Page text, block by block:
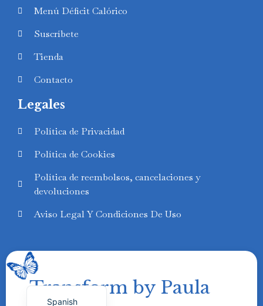
Menú Déficit Calórico
Suscríbete
Tienda
Contacto
Legales
Política de Privacidad
Política de Cookies
Política de reembolsos, cancelaciones y
devoluciones
Aviso Legal Y Condiciones De Uso
Transform by Paula
Spanish
English
Swedish